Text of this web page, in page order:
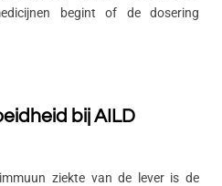
begint of de dosering
bij AILD
ziekte van de lever is de